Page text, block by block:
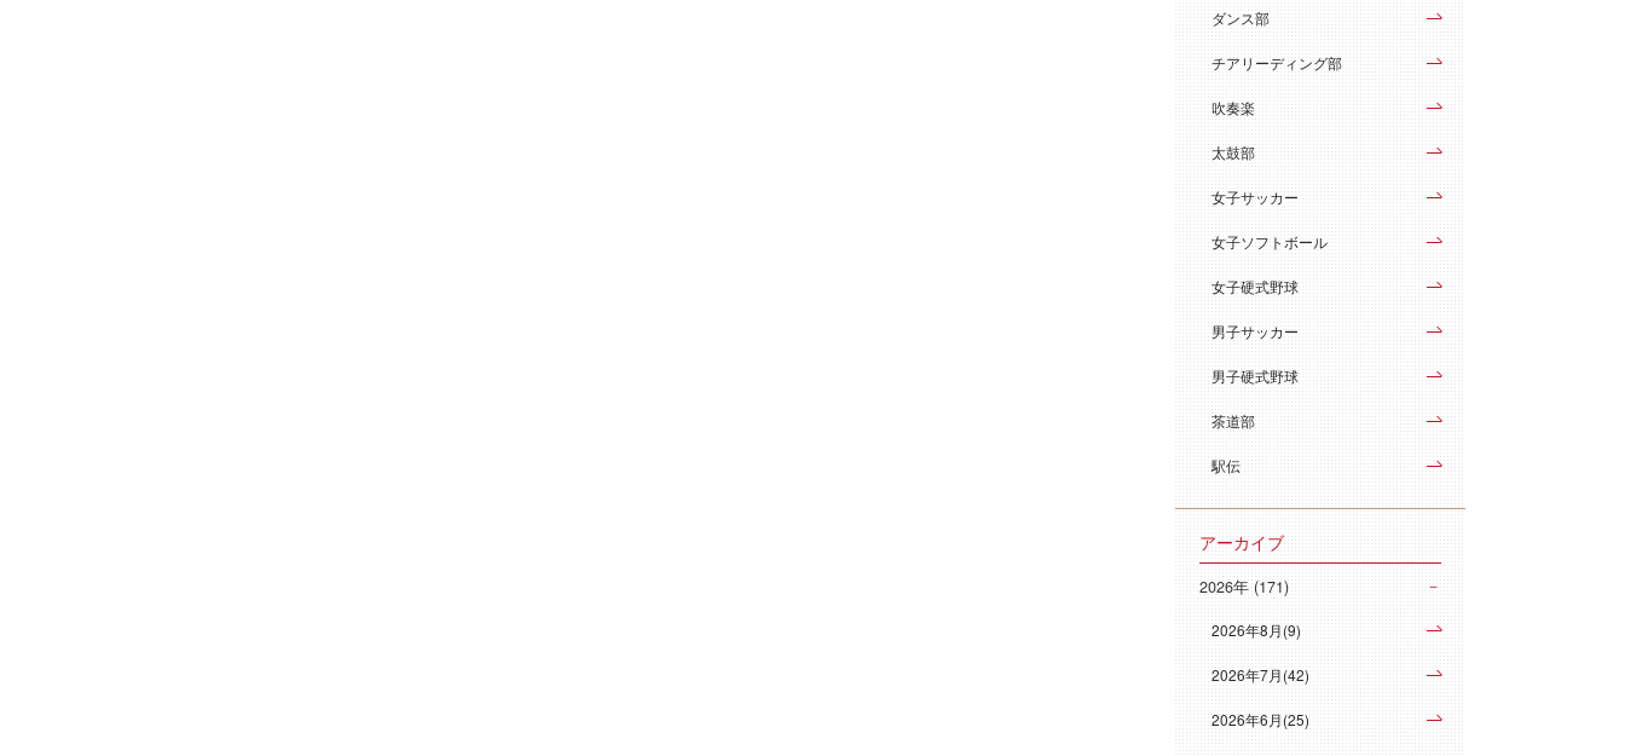
ダンス部
チアリーディング部
吹奏楽
太鼓部
女子サッカー
女子ソフトボール
女子硬式野球
男子サッカー
男子硬式野球
茶道部
駅伝
アーカイブ
2026年 (171)
2026年8月(9)
2026年7月(42)
2026年6月(25)